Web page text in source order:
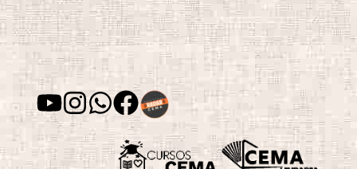
Depressão
Desafios e
Superação
Desenvolvimento
de Habilidades
Desenvolvimento
Espiritual